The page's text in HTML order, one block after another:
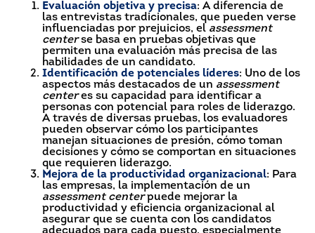
Evaluación objetiva y precisa: A diferencia de
las entrevistas tradicionales, que pueden verse
influenciadas por prejuicios, el assessment
centerse basa en pruebas objetivas que
permiten una evaluación más precisa de las
habilidades de un candidato.
Identificación de potenciales líderes: Uno de los
aspectos más destacados de un assessment
centeres su capacidad para identificar a
personas con potencial para roles de liderazgo.
A través de diversas pruebas, los evaluadores
pueden observar cómo los participantes
manejan situaciones de presión, cómo toman
decisiones y cómo se comportan en situaciones
que requieren liderazgo.
Mejora de la productividad organizacional: Para
las empresas, la implementación de un
assessment centerpuede mejorar la
productividad y eficiencia organizacional al
asegurar que se cuenta con los candidatos